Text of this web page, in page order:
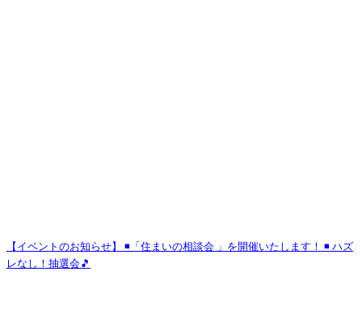
【イベントのお知らせ】 ◾️「住まいの相談会 」を開催いたします！ ◾️ ハズ
レなし！抽選会🎵